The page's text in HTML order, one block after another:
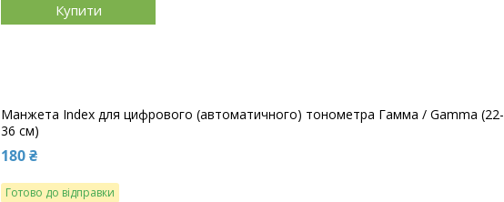
Купити
Манжета Index для цифрового (автоматичного) тонометра Гамма / Gamma (22-
36 см)
180 ₴
Готово до відправки